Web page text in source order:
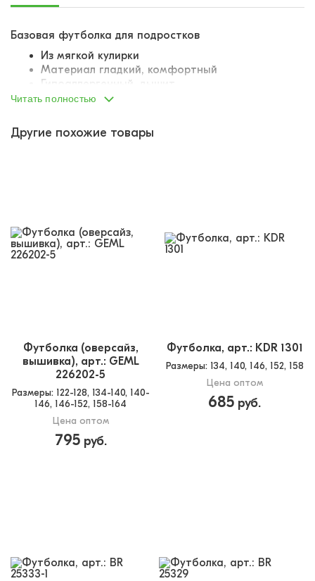
Базовая футболка для подростков
Из мягкой кулирки
Материал гладкий, комфортный
Гипоаллергенный, дышит
Крой оверсайз
На спинке крупная текстовая вышивка в тон
Читать полностью
Другие похожие товары
Футболка (оверсайз,
вышивка), арт.: GEML
226202-5
Размеры: 122-128, 134-140, 140-
146, 146-152, 158-164
Цена оптом
795руб.
Футболка, арт.: KDR 1301
Размеры: 134, 140, 146, 152, 158
Цена оптом
685 руб.